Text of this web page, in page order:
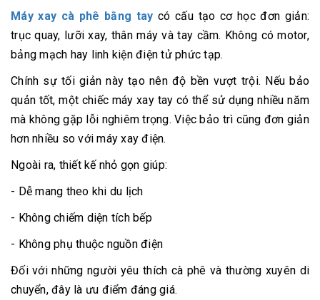
Máy xay cà phê bằng taycó cấu tạo cơ học đơn giản:
trục quay, lưỡi xay, thân máy và tay cầm. Không có motor,
bảng mạch hay linh kiện điện tử phức tạp.
Chính sự tối giản này tạo nên độ bền vượt trội. Nếu bảo
quản tốt, một chiếc máy xay tay có thể sử dụng nhiều năm
mà không gặp lỗi nghiêm trọng. Việc bảo trì cũng đơn giản
hơn nhiều so với máy xay điện.
Ngoài ra, thiết kế nhỏ gọn giúp:
- Dễ mang theo khi du lịch
- Không chiếm diện tích bếp
- Không phụ thuộc nguồn điện
Đối với những người yêu thích cà phê và thường xuyên di
chuyển, đây là ưu điểm đáng giá.